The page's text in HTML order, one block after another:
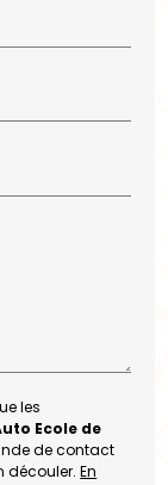
les
Ecole de
de contact
découler.En